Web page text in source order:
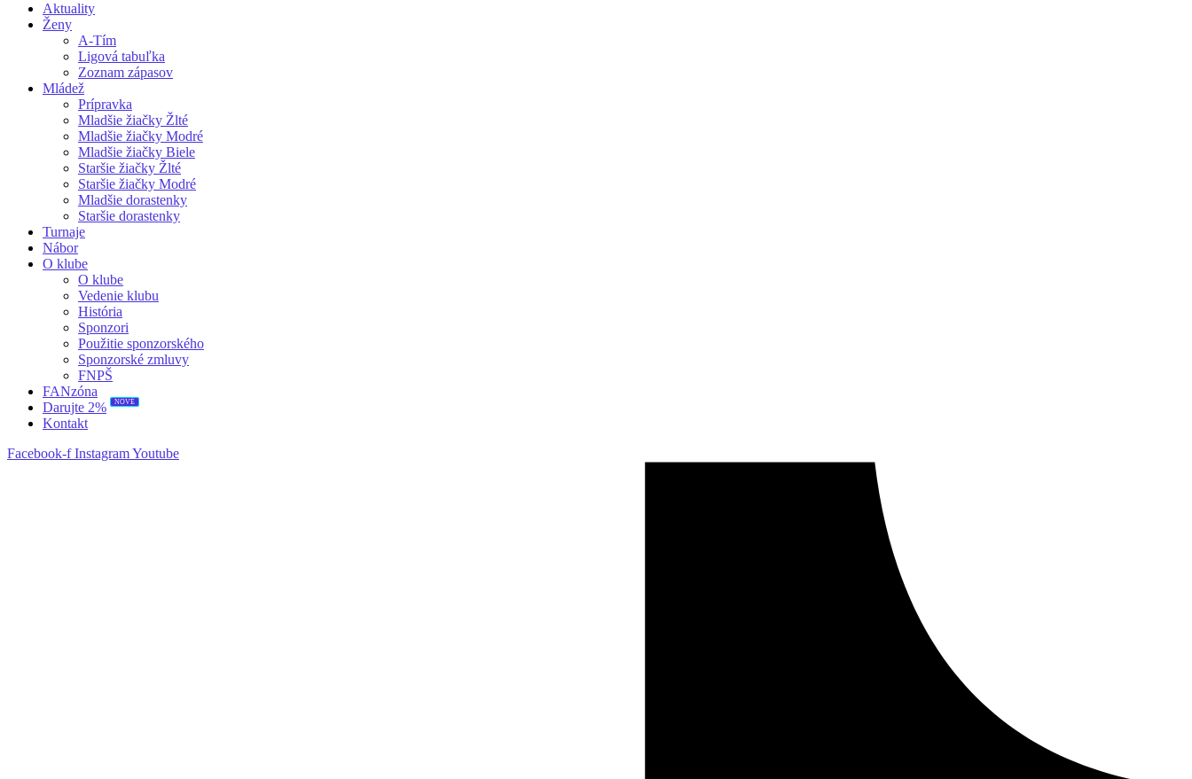
Aktuality
Ženy
A-Tím
Ligová tabuľka
Zoznam zápasov
Mládež
Prípravka
Mladšie žiačky Žlté
Mladšie žiačky Modré
Mladšie žiačky Biele
Staršie žiačky Žlté
Staršie žiačky Modré
Mladšie dorastenky
Staršie dorastenky
Turnaje
Nábor
O klube
O klube
Vedenie klubu
História
Sponzori
Použitie sponzorského
Sponzorské zmluvy
FNPŠ
FANzóna
Darujte 2%
NOVÉ
Kontakt
Facebook-f InstagramYoutube